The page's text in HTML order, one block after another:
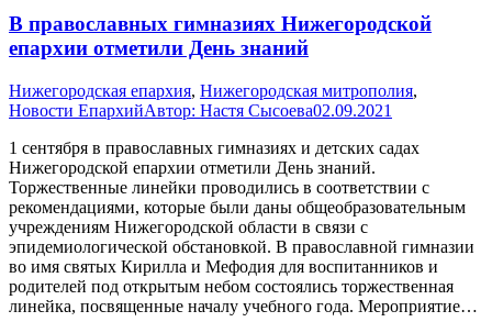
В православных гимназиях Нижегородской
епархии отметили День знаний
Нижегородская епархия, Нижегородская митрополия,
Новости ЕпархийАвтор: Настя Сысоева02.09.2021
1 сентября в православных гимназиях и детских садах
Нижегородской епархии отметили День знаний.
Торжественные линейки проводились в соответствии с
рекомендациями, которые были даны общеобразовательным
учреждениям Нижегородской области в связи с
эпидемиологической обстановкой. В православной гимназии
во имя святых Кирилла и Мефодия для воспитанников и
родителей под открытым небом состоялись торжественная
линейка, посвященные началу учебного года. Мероприятие…